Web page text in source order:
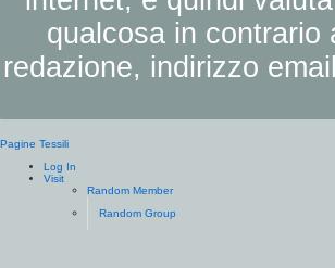
qualcosa in contrario
redazione, indirizzo email
Pagine Tessili
Log In
Visit
Random Member
Random Group